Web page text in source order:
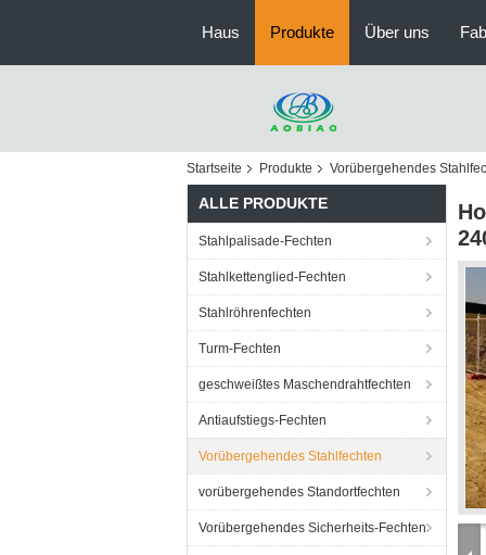
Haus Produkte Über uns
Startseite Produkte Vorübergehendes
ALLE PRODUKTE
Stahlpalisade-Fechten
Stahlkettenglied-Fechten
Stahlröhrenfechten
Turm-Fechten
geschweißtes Maschendrahtfechten
Antiaufstiegs-Fechten
Vorübergehendes Stahlfechten
vorübergehendes Standortfechten
Vorübergehendes Sicherheits-Fechten